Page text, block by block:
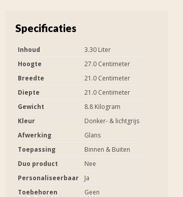
Specificaties
Inhoud
3.30 Liter
Hoogte
27.0 Centimeter
Breedte
21.0 Centimeter
Diepte
21.0 Centimeter
Gewicht
8.8 Kilogram
Kleur
Donker- & lichtgrijs
Afwerking
Glans
Toepassing
Binnen & Buiten
Duo product
Nee
Personaliseerbaar
Ja
Toebehoren
Geen